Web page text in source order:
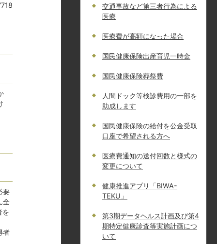
要
全
を
者
交通事故など第三者行為による
医療
医療費が高額になった場合
国民健康保険出産育児一時金
国民健康保険葬祭費
人間ドック等検診費用の一部を
助成します
国民健康保険の給付を公金受取
口座で希望される方へ
医療費通知の送付回数と様式の
変更について
健康推進アプリ「BIWA-
TEKU」
第3期データヘルス計画及び第4
期特定健康診査等実施計画につ
いて